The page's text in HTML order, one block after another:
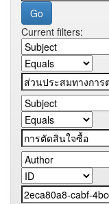
Current filters: